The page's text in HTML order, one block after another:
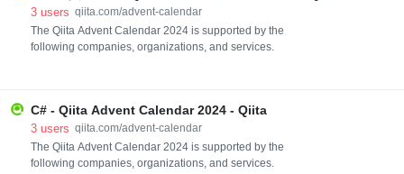
3 users qiita.com/advent-calendar
The Qiita Advent Calendar 2024 is supported by the
following companies, organizations, and services.
C# - Qiita Advent Calendar 2024 - Qiita
3 users qiita.com/advent-calendar
The Qiita Advent Calendar 2024 is supported by the
following companies, organizations, and services.